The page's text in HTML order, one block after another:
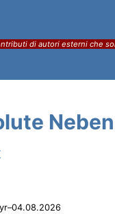
di autori esterni che
–04.08.2026